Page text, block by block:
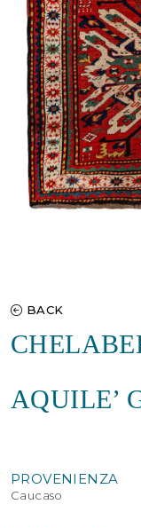
BACK
AQUILE’
PROVENIENZA
Caucaso